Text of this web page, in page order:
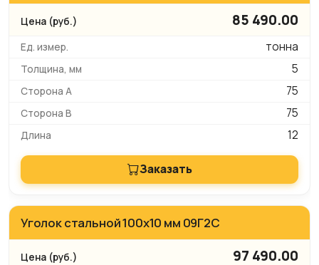
85 490.00
тонна
5
75
75
12
Заказать
Уголок стальной 100х10 мм 09Г2С
97 490.00